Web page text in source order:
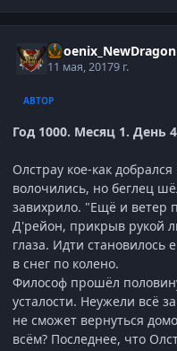
Phoenix_NewDragon
11 мая, 20179 г.
АВТОР
Год 1000. Месяц 1. День
Олстрау кое-как
волочились, но беглец
завихрило. "Ещё и ветер
Д'рейон, прикрыв рукой
глаза. Идти становилось
в снег по колено.
Философ прошёл
усталости. Неужели всё
не сможет вернуться
всём? Последнее, что